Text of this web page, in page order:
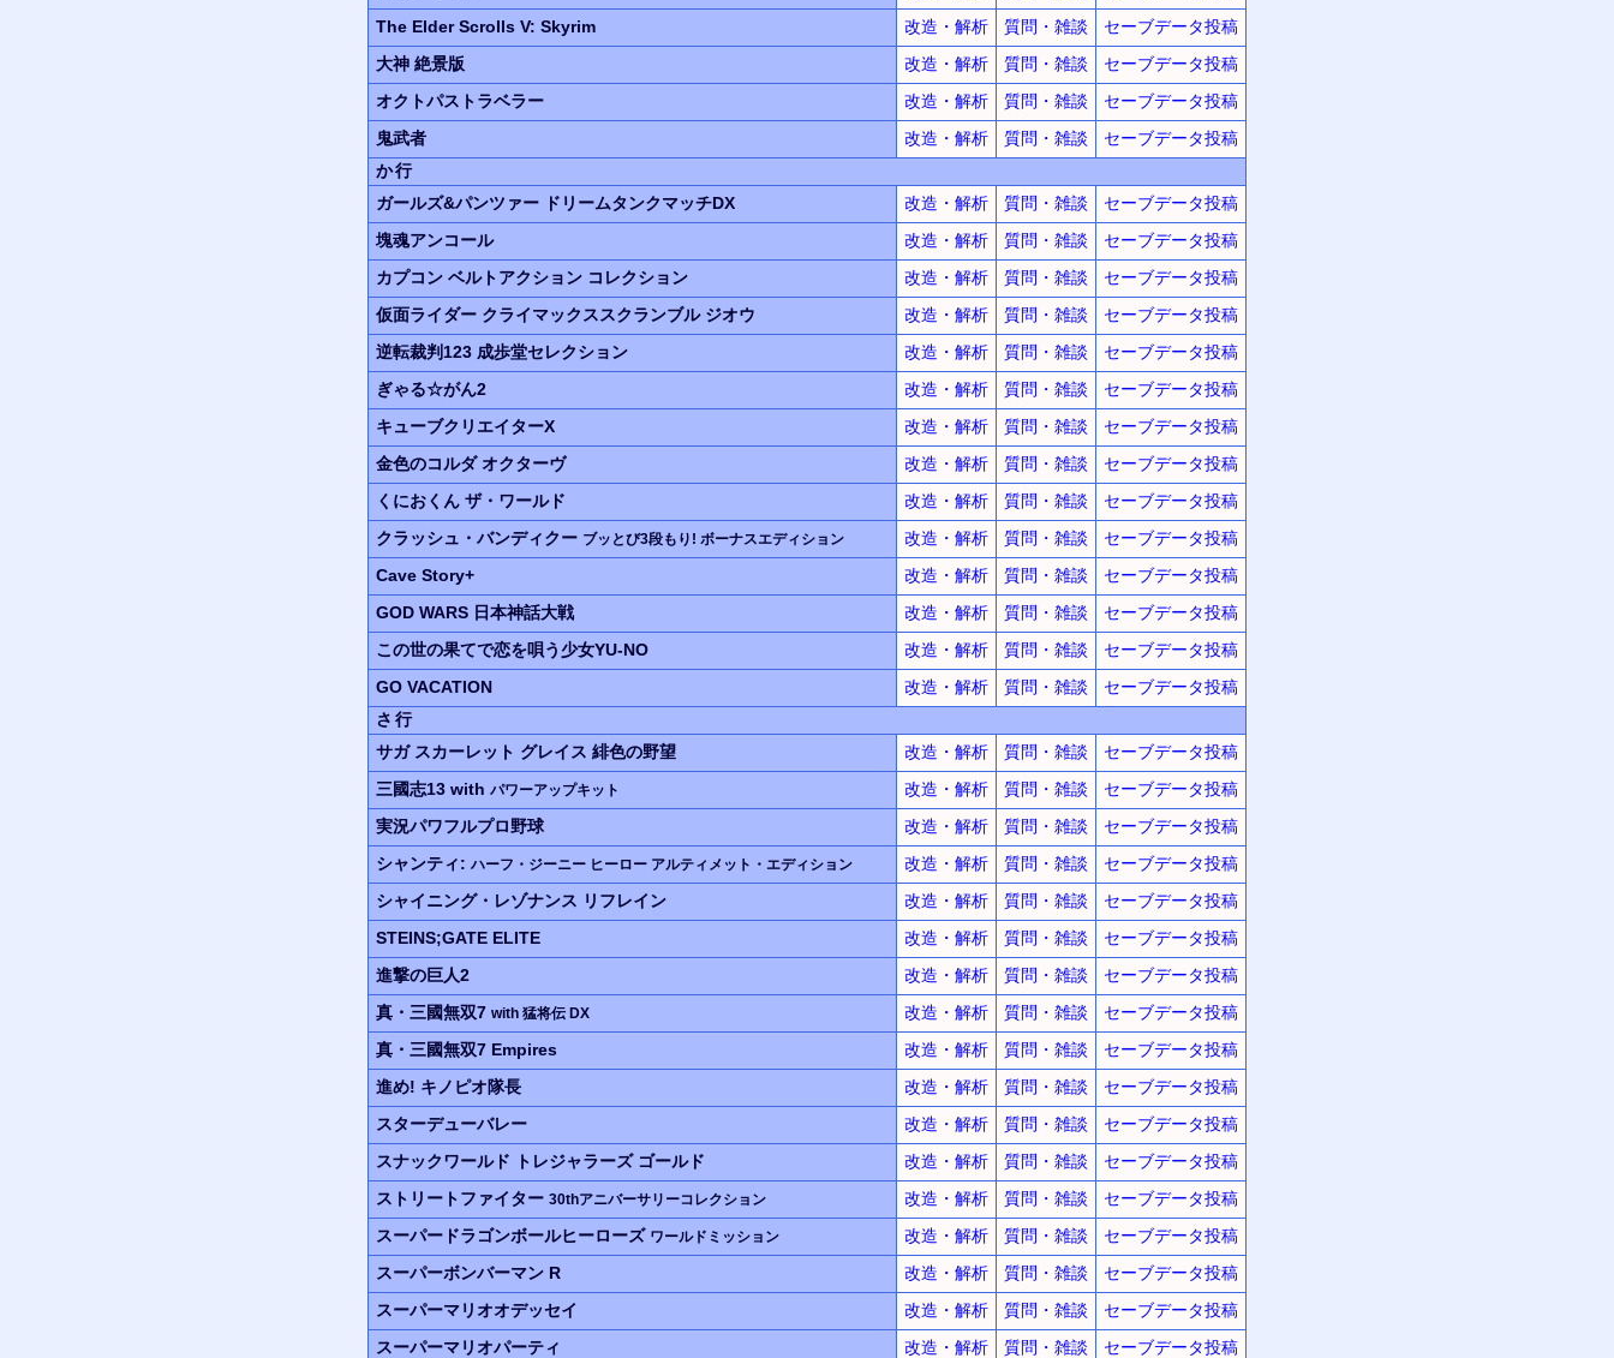
The Elder Scrolls V: Skyrim
改造・解析 質問・雑談
セーブデータ投稿
大神 絶景版 改造・解析 質問・雑談
セーブデータ投稿
オクトパストラベラー
改造・解析 質問・雑談
セーブデータ投稿
鬼武者
改造・解析 質問・雑談
セーブデータ投稿
か行
ガールズ&パンツァー ドリームタンクマッチDX 改造・解析 質問・雑談
セーブデータ投稿
塊魂アンコール 改造・解析 質問・雑談
セーブデータ投稿
カプコン ベルトアクション コレクション 改造・解析 質問・雑談
セーブデータ投稿
仮面ライダー クライマックススクランブル ジオウ 改造・解析 質問・雑談
セーブデータ投稿
逆転裁判123 成歩堂セレクション 改造・解析 質問・雑談
セーブデータ投稿
ぎゃる☆がん2
改造・解析 質問・雑談
セーブデータ投稿
キューブクリエイターX
改造・解析 質問・雑談
セーブデータ投稿
金色のコルダオクターヴ 改造・解析 質問・雑談
セーブデータ投稿
くにおくん ザ・ワールド 改造・解析 質問・雑談
セーブデータ投稿
クラッシュ・バンディクー ブッとび3段もり! ボーナスエディション 改造・解析 質問・雑談
セーブデータ投稿
Cave Story+
改造・解析 質問・雑談
セーブデータ投稿
GOD WARS 日本神話大戦 改造・解析 質問・雑談
セーブデータ投稿
この世の果てで恋を唄う少女YU-NO
改造・解析 質問・雑談
セーブデータ投稿
GO VACATION
改造・解析 質問・雑談
セーブデータ投稿
さ行
サガ スカーレット グレイス 緋色の野望 改造・解析 質問・雑談
セーブデータ投稿
三國志13 with パワーアップキット 改造・解析 質問・雑談
セーブデータ投稿
実況パワフルプロ野球
改造・解析 質問・雑談
セーブデータ投稿
シャンティ: ハーフ・ジーニー ヒーロー アルティメット・エディション 改造・解析 質問・雑談
セーブデータ投稿
シャイニング・レゾナンス リフレイン 改造・解析 質問・雑談
セーブデータ投稿
STEINS;GATE ELITE
改造・解析 質問・雑談
セーブデータ投稿
進撃の巨人2
改造・解析 質問・雑談
セーブデータ投稿
真・三國無双7 with 猛将伝 DX 改造・解析 質問・雑談
セーブデータ投稿
真・三國無双7 Empires
改造・解析 質問・雑談
セーブデータ投稿
進め! キノピオ隊長
改造・解析 質問・雑談
セーブデータ投稿
スターデューバレー
改造・解析 質問・雑談
セーブデータ投稿
スナックワールド
トレジャラーズ ゴールド 改造・解析 質問・雑談
セーブデータ投稿
ストリートファイター 30thアニバーサリーコレクション 改造・解析 質問・雑談
セーブデータ投稿
スーパードラゴンボールヒーローズ ワールドミッション 改造・解析 質問・雑談
セーブデータ投稿
スーパーボンバーマン R
改造・解析 質問・雑談
セーブデータ投稿
スーパーマリオオデッセイ
改造・解析 質問・雑談
セーブデータ投稿
スーパーマリオパーティ
改造・解析 質問・雑談
セーブデータ投稿